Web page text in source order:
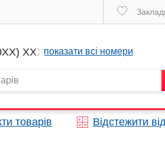
XXXпоказати всі номери
товарів Відстежити